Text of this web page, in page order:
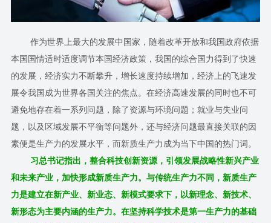
作为世界上最大的发展中国家，随着改革开放和我国政府依据
本国国情适时适度调节本国经济政策，我国的综合国力得到了快速
的发展，经济实力不断攀升，增长速度持续增加，经济上的飞速发
展令我国成为世界各国关注的焦点。 在经济高速发展的同时也不可
避免地存在着一系列问题，除了资源与环境问题；就业与失业问
题，以及区域发展不平衡等问题外，还与经济问题最直接关联的因
素便是生产力的发展水平，而新质生产力成为当下中国的热门词。
习总书记指出，整合科技创新资源，引领发展战略性新兴产业
和未来产业，加快形成新质生产力。与传统生产力不同，新质生产
力是建立在新产业、新业态、新模式要求下，以新理念、新技术、
新形态为主要内涵的生产力。在坚持科学技术是第一生产力的基础